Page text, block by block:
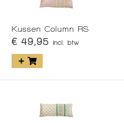
Kussen Column RS
€ 49,95 incl. btw